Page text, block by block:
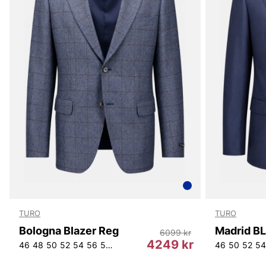
TURO
Bologna Blazer Reg
46 48 50 52 54 56 58 D100 D104 D108 D112 D116 D120
4249 kr
6099 kr
TURO
Madrid BL
46 50 52 54